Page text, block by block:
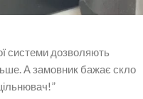
системи дозволяють
А замовник бажає скло